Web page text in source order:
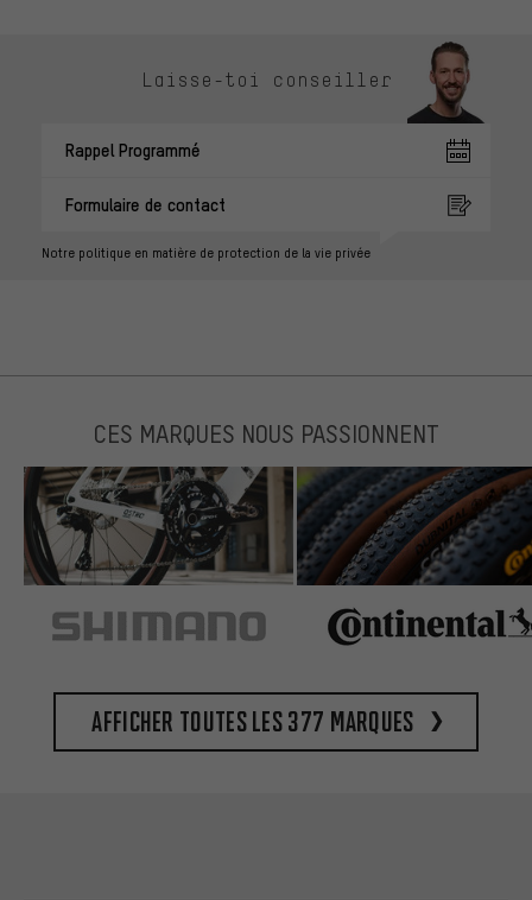
Laisse-toi conseiller
Rappel Programmé
Formulaire de contact
Notre politique en matière de protection de la vie privée
CES MARQUES NOUS PASSIONNENT
Afficher toutes les 377 marques